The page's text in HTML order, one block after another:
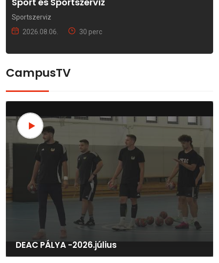
Sportszerviz
2026.08.06.
30 perc
CampusTV
DEAC PÁLYA -2026.július